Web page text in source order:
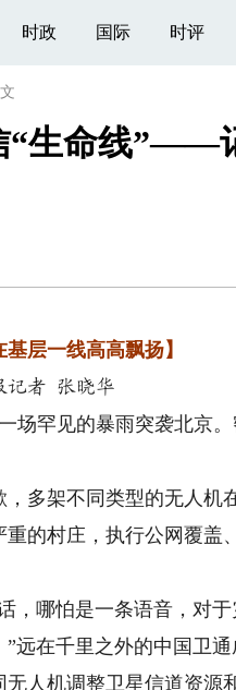
时政 国际 时评
“生命线”——
一线高高飘扬】
者 张晓华
罕见的暴雨突袭北京。
架不同类型的无人机
重的村庄，执行公网覆盖
哪怕是一条语音，对于
”远在千里之外的中国卫
人机调整卫星信道资源